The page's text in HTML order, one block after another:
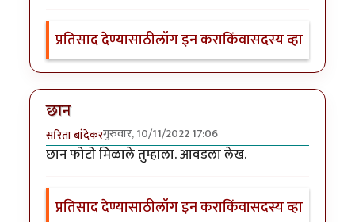
प्रतिसाद देण्यासाठीलॉग इन कराकिंवासदस्य व्हा
छान
सरिता बांदेकरगुरुवार, 10/11/2022 17:06
छान फोटो मिळाले तुम्हाला. आवडला लेख.
प्रतिसाद देण्यासाठीलॉग इन कराकिंवासदस्य व्हा